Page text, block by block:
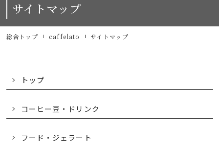
サイトマップ
総合トップ caffelato サイトマップ
トップ
コーヒー豆・ドリンク
フード・ジェラート